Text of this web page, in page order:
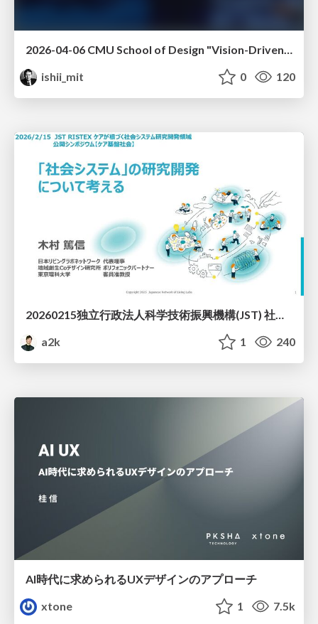
2026-04-06 CMU School of Design "Vision-Driven Design"
ishii_mit
0 120
a2k
1 240
AI時代に求められるUXデザインのアプローチ
xtone
1 7.5k